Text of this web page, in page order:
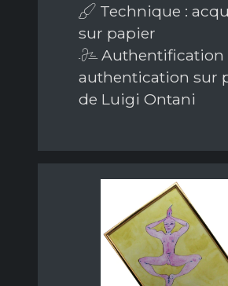
Technique :
sur papier
Authentification
authentication sur
de Luigi Ontani